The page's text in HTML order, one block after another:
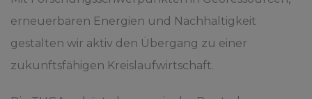
erneuerbaren Energien und Nachhaltigkeit
gestalten wir aktiv den Übergang zu einer
zukunftsfähigen Kreislaufwirtschaft.